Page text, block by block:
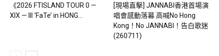
《2026 FTISLAND TOUR 0 —
XIX — III ‘FaTe’ in HONG...
[現場直擊] JANNABI香港首場演
唱會感動落幕 高喊No Hong
Kong！No JANNABI！告白歌迷
(260711)